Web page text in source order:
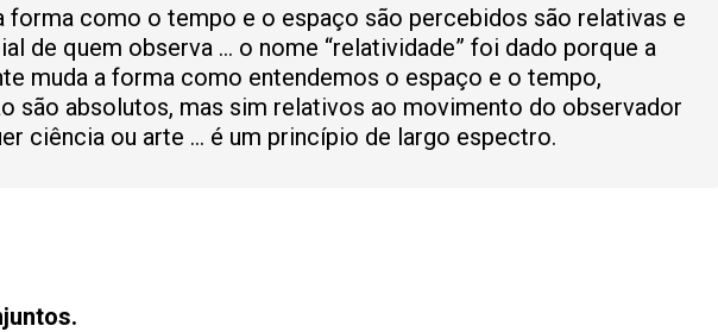
forma como o tempo e o espaço são percebidos são relativas e
de quem observa … o nome “relatividade” foi dado porque a
muda a forma como entendemos o espaço e o tempo,
são absolutos, mas sim relativos ao movimento do observador
ciência ou arte … é um princípio de largo espectro.